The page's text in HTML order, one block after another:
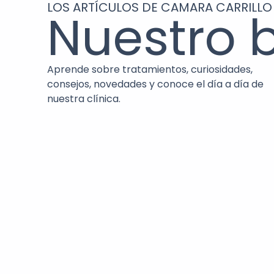
LOS ARTÍCULOS DE CAMARA CARRILLO
Nuestro
Aprende sobre tratamientos, curiosidades,
consejos, novedades y conoce el día a día de
nuestra clínica.